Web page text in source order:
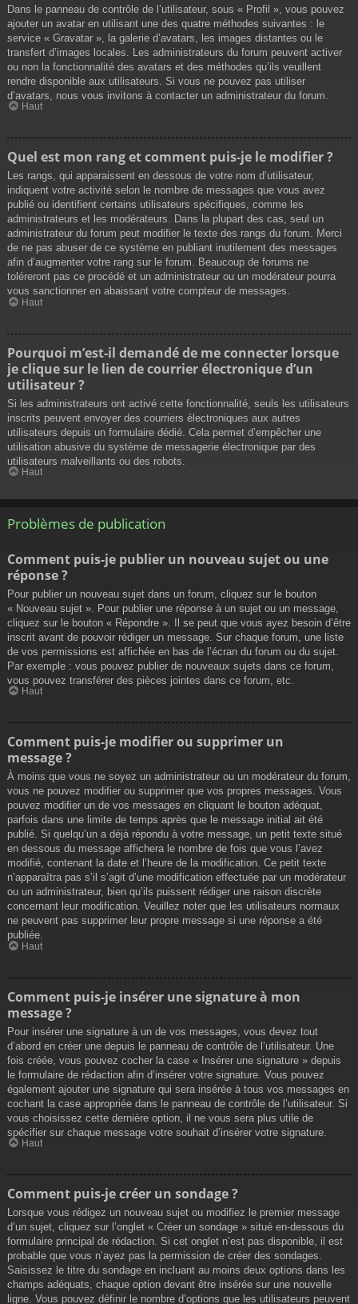
Dans le panneau de contrôle de l’utilisateur, sous « Profil », vous pouvez
ajouter un avatar en utilisant une des quatre méthodes suivantes : le
service « Gravatar », la galerie d’avatars, les images distantes ou le
transfert d’images locales. Les administrateurs du forum peuvent activer
ou non la fonctionnalité des avatars et des méthodes qu’ils veuillent
rendre disponible aux utilisateurs. Si vous ne pouvez pas utiliser
d’avatars, nous vous invitons à contacter un administrateur du forum.
Haut
Quel est mon rang et comment puis-je le modifier ?
Les rangs, qui apparaissent en dessous de votre nom d’utilisateur,
indiquent votre activité selon le nombre de messages que vous avez
publié ou identifient certains utilisateurs spécifiques, comme les
administrateurs et les modérateurs. Dans la plupart des cas, seul un
administrateur du forum peut modifier le texte des rangs du forum. Merci
de ne pas abuser de ce système en publiant inutilement des messages
afin d’augmenter votre rang sur le forum. Beaucoup de forums ne
toléreront pas ce procédé et un administrateur ou un modérateur pourra
vous sanctionner en abaissant votre compteur de messages.
Haut
Pourquoi m’est-il demandé de me connecter lorsque
je clique sur le lien de courrier électronique d’un
utilisateur ?
Si les administrateurs ont activé cette fonctionnalité, seuls les utilisateurs
inscrits peuvent envoyer des courriers électroniques aux autres
utilisateurs depuis un formulaire dédié. Cela permet d’empêcher une
utilisation abusive du système de messagerie électronique par des
utilisateurs malveillants ou des robots.
Haut
Problèmes de publication
Comment puis-je publier un nouveau sujet ou une
réponse ?
Pour publier un nouveau sujet dans un forum, cliquez sur le bouton
« Nouveau sujet ». Pour publier une réponse à un sujet ou un message,
cliquez sur le bouton « Répondre ». Il se peut que vous ayez besoin d’être
inscrit avant de pouvoir rédiger un message. Sur chaque forum, une liste
de vos permissions est affichée en bas de l’écran du forum ou du sujet.
Par exemple : vous pouvez publier de nouveaux sujets dans ce forum,
vous pouvez transférer des pièces jointes dans ce forum, etc.
Haut
Comment puis-je modifier ou supprimer un
message ?
À moins que vous ne soyez un administrateur ou un modérateur du forum,
vous ne pouvez modifier ou supprimer que vos propres messages. Vous
pouvez modifier un de vos messages en cliquant le bouton adéquat,
parfois dans une limite de temps après que le message initial ait été
publié. Si quelqu’un a déjà répondu à votre message, un petit texte situé
en dessous du message affichera le nombre de fois que vous l’avez
modifié, contenant la date et l’heure de la modification. Ce petit texte
n’apparaîtra pas s’il s’agit d’une modification effectuée par un modérateur
ou un administrateur, bien qu’ils puissent rédiger une raison discrète
concernant leur modification. Veuillez noter que les utilisateurs normaux
ne peuvent pas supprimer leur propre message si une réponse a été
publiée.
Haut
Comment puis-je insérer une signature à mon
message ?
Pour insérer une signature à un de vos messages, vous devez tout
d’abord en créer une depuis le panneau de contrôle de l’utilisateur. Une
fois créée, vous pouvez cocher la case « Insérer une signature » depuis
le formulaire de rédaction afin d’insérer votre signature. Vous pouvez
également ajouter une signature qui sera insérée à tous vos messages en
cochant la case appropriée dans le panneau de contrôle de l’utilisateur. Si
vous choisissez cette dernière option, il ne vous sera plus utile de
spécifier sur chaque message votre souhait d’insérer votre signature.
Haut
Comment puis-je créer un sondage ?
Lorsque vous rédigez un nouveau sujet ou modifiez le premier message
d’un sujet, cliquez sur l’onglet « Créer un sondage » situé en-dessous du
formulaire principal de rédaction. Si cet onglet n’est pas disponible, il est
probable que vous n’ayez pas la permission de créer des sondages.
Saisissez le titre du sondage en incluant au moins deux options dans les
champs adéquats, chaque option devant être insérée sur une nouvelle
ligne. Vous pouvez définir le nombre d’options que les utilisateurs peuvent